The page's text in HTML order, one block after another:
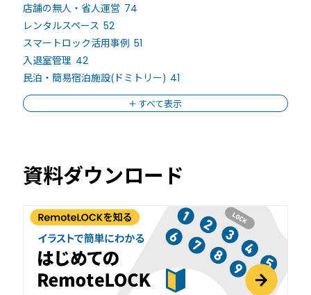
店舗の無人・省人運営 74
レンタルスペース 52
スマートロック活用事例 51
入退室管理 42
民泊・簡易宿泊施設(ドミトリー) 41
すべて表示
資料ダウンロード